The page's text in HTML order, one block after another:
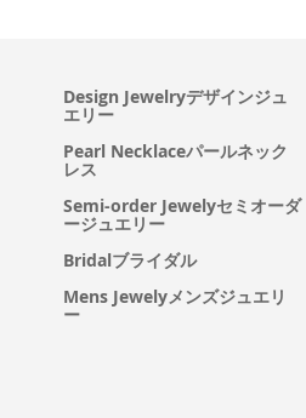
Design Jewelryデザインジュ
エリー
Pearl Necklaceパールネック
レス
Semi-order Jewelyセミオーダ
ージュエリー
Bridalブライダル
Mens Jewelyメンズジュエリ
ー